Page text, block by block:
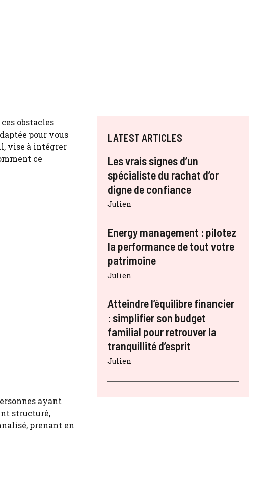
obstacles
pour vous
vise à intégrer
ce
ayant
structuré,
prenant en
LATEST ARTICLES
Les vrais signes d’un
spécialiste du rachat d’or
digne de confiance
Julien
Energy management : pilotez
la performance de tout votre
patrimoine
Julien
Atteindre l’équilibre financier
: simplifier son budget
familial pour retrouver la
tranquillité d’esprit
Julien